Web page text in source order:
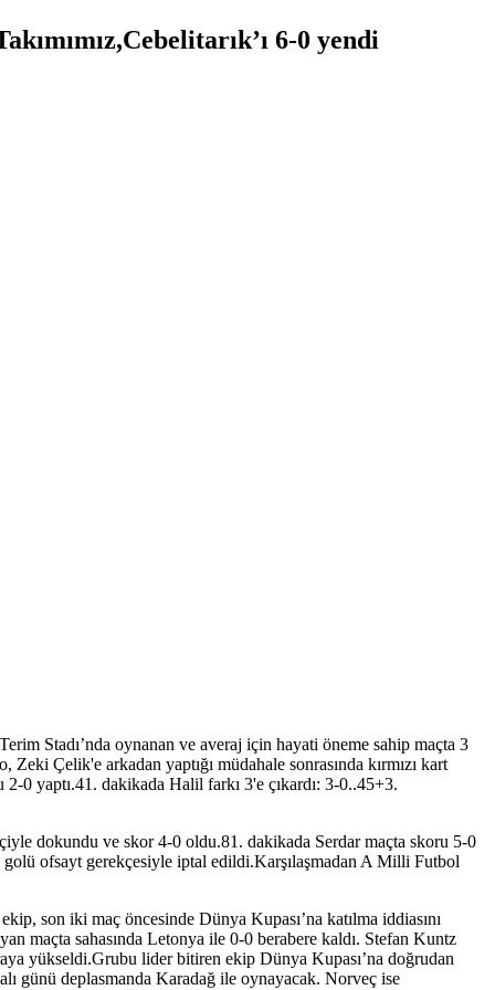
6-0 yendi
Stadı’nda oynanan ve averaj için hayati öneme sahip maçta 3
Çelik'e arkadan yaptığı müdahale sonrasında kırmızı kart
0 yaptı.41. dakikada Halil farkı 3'e çıkardı: 3-0..45+3.
dokundu ve skor 4-0 oldu.81. dakikada Serdar maçta skoru 5-0
ofsayt gerekçesiyle iptal edildi.Karşılaşmadan A Milli Futbol
son iki maç öncesinde Dünya Kupası’na katılma iddiasını
maçta sahasında Letonya ile 0-0 berabere kaldı. Stefan Kuntz
yükseldi.Grubu lider bitiren ekip Dünya Kupası’na doğrudan
günü deplasmanda Karadağ ile oynayacak. Norveç ise